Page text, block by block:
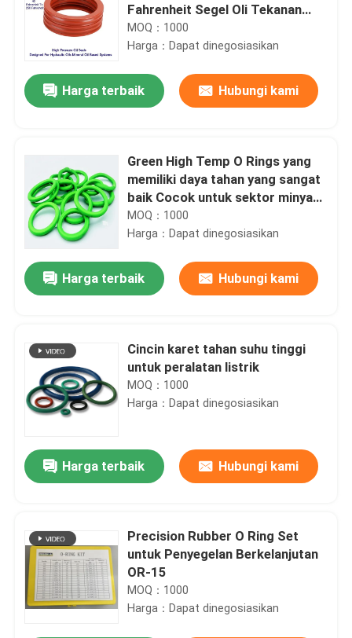
Rumah
Produk
Video
Fahrenheit Segel Oli Tekanan
Tinggi Dirancang Untuk Oli
Hidrolik Sistem Berbasis Oli
MOQ：1000
Harga：Dapat dinegosiasikan
Harga terbaik Hubungi kami
Green High Temp O Rings yang
memiliki daya tahan yang sangat
baik Cocok untuk sektor minyak,
gas dan energi yang
membutuhkan komponen tahan
MOQ：1000
Harga：Dapat dinegosiasikan
Harga terbaik Hubungi kami
Cincin karet tahan suhu tinggi
untuk peralatan listrik
MOQ：1000
Harga：Dapat dinegosiasikan
Harga terbaik Hubungi kami
Precision Rubber O Ring Set
untuk Penyegelan Berkelanjutan
OR-15
MOQ：1000
Harga：Dapat dinegosiasikan